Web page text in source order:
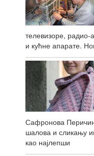
телевизоре, радио-
и кућне апарате.
Сафронова
шалова и сликању
као најлепши